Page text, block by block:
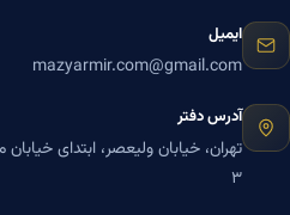
ایمیل
mazyarmir.com@gmail.com
آدرس دفتر
۳